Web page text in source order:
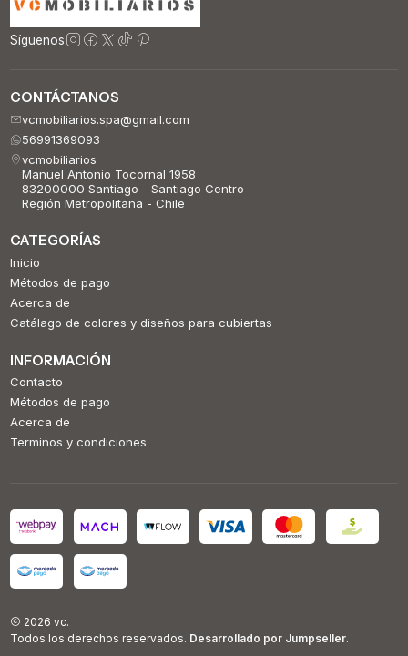
Síguenos
CONTÁCTANOS
vcmobiliarios.spa@gmail.com
56991369093
vcmobiliarios
Manuel Antonio Tocornal 1958
83200000 Santiago - Santiago Centro
Región Metropolitana - Chile
CATEGORÍAS
Inicio
Métodos de pago
Acerca de
Catálago de colores y diseños para cubiertas
INFORMACIÓN
Contacto
Métodos de pago
Acerca de
Terminos y condiciones
2026 vc.
Todos los derechos reservados. Desarrollado por Jumpseller.